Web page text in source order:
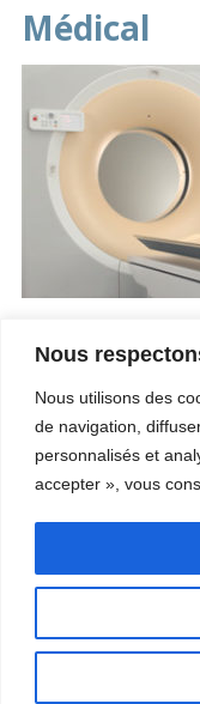
Nous
Nous utilisons des
de navigation,
personnalisés et
accepter », vous
Médical
Entreprise
Coordonnées
Video
Copyright © 2026 - Paber